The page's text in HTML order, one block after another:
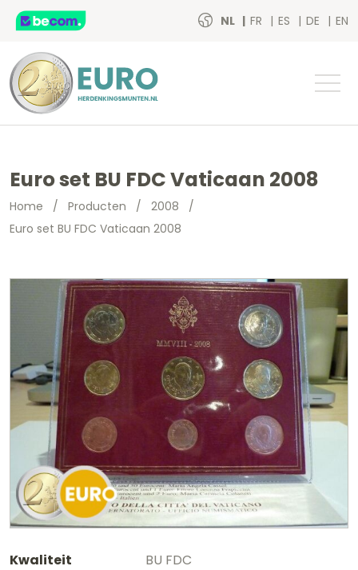
NL FR ES DE EN
Euro set BU FDC Vaticaan 2008
Home / Producten / 2008 /
Euro set BU FDC Vaticaan 2008
Kwaliteit BU FDC